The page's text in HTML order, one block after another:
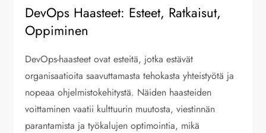
DevOps Haasteet: Esteet, Ratkaisut,
Oppiminen
DevOps-haasteet ovat esteitä, jotka estävät
organisaatioita saavuttamasta tehokasta yhteistyötä ja
nopeaa ohjelmistokehitystä. Näiden haasteiden
voittaminen vaatii kulttuurin muutosta, viestinnän
parantamista ja työkalujen optimointia, mikä